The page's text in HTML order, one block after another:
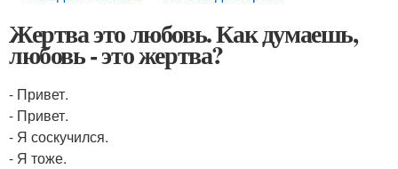
Жертва это любовь. Как думаешь,
любовь - это жертва?
- Привет.
- Привет.
- Я соскучился.
- Я тоже.